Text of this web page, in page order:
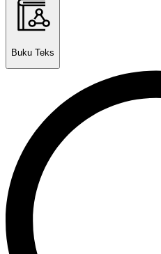
Buku Teks